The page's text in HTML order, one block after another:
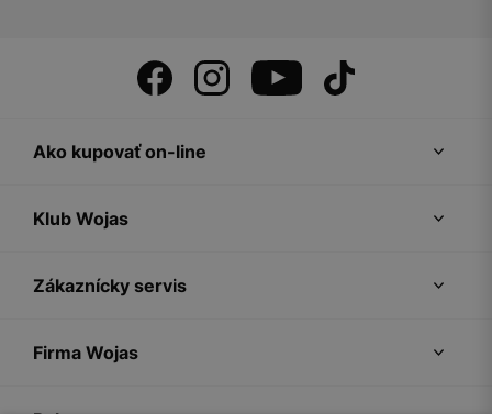
Ako kupovať on-line
Klub Wojas
Zákaznícky servis
Firma Wojas